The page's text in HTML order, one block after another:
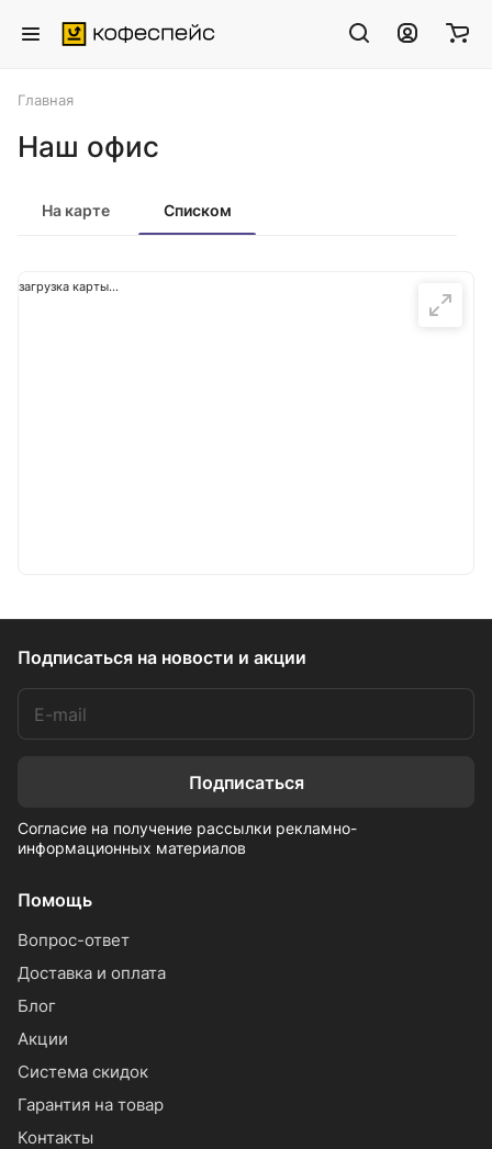
Главная
Наш офис
На карте Списком
загрузка карты...
Подписаться на новости и акции
Подписаться
Согласие на получение рассылки рекламно-
информационных материалов
Помощь
Вопрос-ответ
Доставка и оплата
Блог
Акции
Система скидок
Гарантия на товар
Контакты